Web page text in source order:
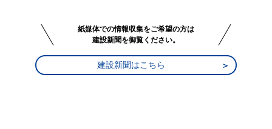
紙媒体での情報収集をご希望の方は
建設新聞を御覧ください。
建設新聞はこちら